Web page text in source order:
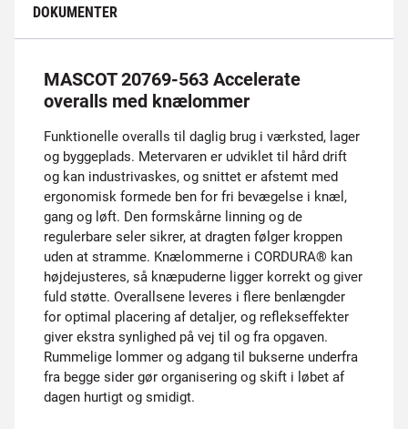
DOKUMENTER
MASCOT 20769-563 Accelerate
overalls med knælommer
Funktionelle overalls til daglig brug i værksted, lager
og byggeplads. Metervaren er udviklet til hård drift
og kan industrivaskes, og snittet er afstemt med
ergonomisk formede ben for fri bevægelse i knæl,
gang og løft. Den formskårne linning og de
regulerbare seler sikrer, at dragten følger kroppen
uden at stramme. Knælommerne i CORDURA® kan
højdejusteres, så knæpuderne ligger korrekt og giver
fuld støtte. Overallsene leveres i flere benlængder
for optimal placering af detaljer, og reflekseffekter
giver ekstra synlighed på vej til og fra opgaven.
Rummelige lommer og adgang til bukserne underfra
fra begge sider gør organisering og skift i løbet af
dagen hurtigt og smidigt.